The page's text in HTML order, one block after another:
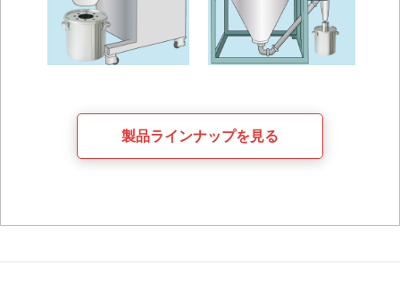
製品ラインナップを見る